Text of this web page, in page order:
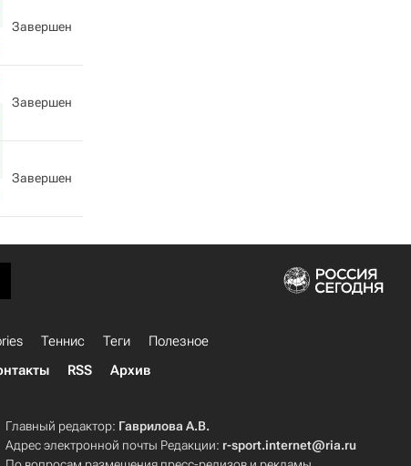
Завершен
Завершен
Завершен
Теннис Теги
Полезное
RSS Архив
Главный редактор: Гаврилова А.В.
Адрес электронной почты Редакции: r-sport.internet@ria.ru